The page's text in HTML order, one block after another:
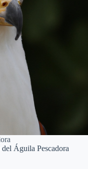
Águila Pescadora